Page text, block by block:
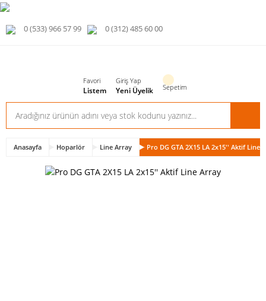
0 (533) 966 57 99 0 (312) 485 60 00
Favori
Listem
Giriş Yap
Yeni Üyelik Sepetim
Anasayfa Hoparlör Line Array Pro DG GTA 2X15 LA 2x15'' Aktif Line